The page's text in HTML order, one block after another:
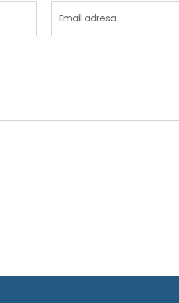
Email adresa